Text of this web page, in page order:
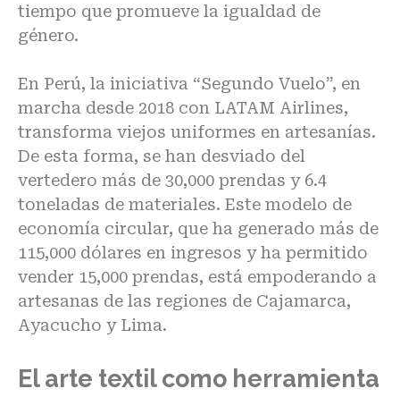
tiempo que promueve la igualdad de
género.
En Perú, la iniciativa “Segundo Vuelo”, en
marcha desde 2018 con LATAM Airlines,
transforma viejos uniformes en artesanías.
De esta forma, se han desviado del
vertedero más de 30,000 prendas y 6.4
toneladas de materiales. Este modelo de
economía circular, que ha generado más de
115,000 dólares en ingresos y ha permitido
vender 15,000 prendas, está empoderando a
artesanas de las regiones de Cajamarca,
Ayacucho y Lima.
El arte textil como herramienta